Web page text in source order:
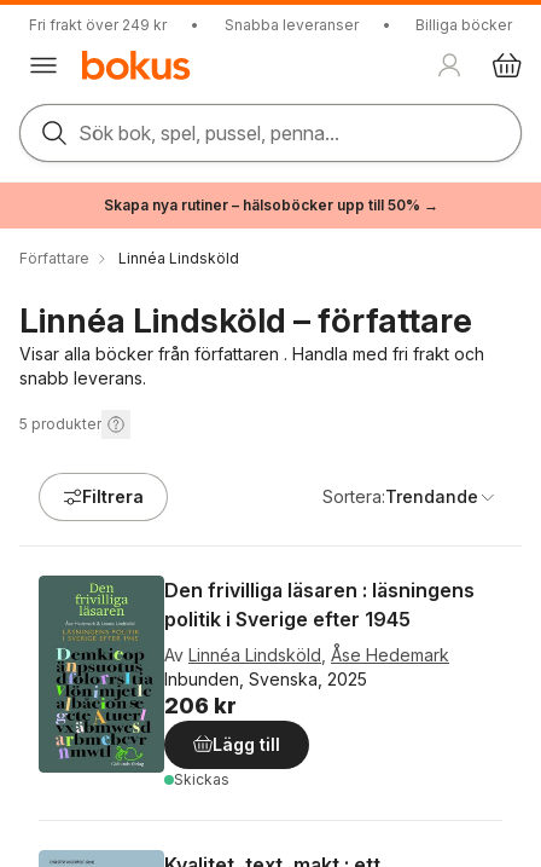
Fri frakt över 249 kr • Snabba leveranser • Billiga böcker
Sök bok, spel, pussel, penna...
Skapa nya rutiner – hälsoböcker upp till 50% →
Författare Linnéa Lindsköld
Linnéa Lindsköld – författare
Visar alla böcker från författaren . Handla med fri frakt och
snabb leverans.
5 produkter
Filtrera Sortera:Trendande
Den frivilliga läsaren : läsningens
politik i Sverige efter 1945
Av Linnéa Lindsköld Åse Hedemark
Inbunden, Svenska, 2025
206 kr
Lägg till
Skickas